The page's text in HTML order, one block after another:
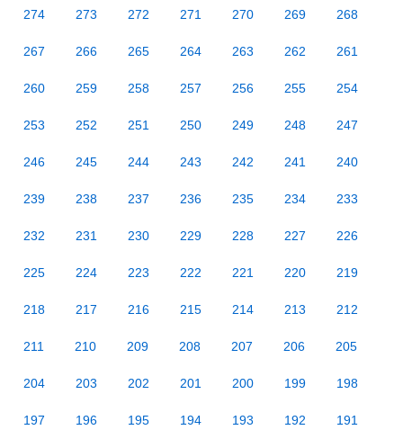
274 273 272 271 270 269 268
267 266 265 264 263 262 261
260 259 258 257 256 255 254
253 252 251 250 249 248 247
246 245 244 243 242 241 240
239 238 237 236 235 234 233
232 231 230 229 228 227 226
225 224 223 222 221 220 219
218 217 216 215 214 213 212
211 210 209 208 207 206 205
204 203 202 201 200 199 198
197 196 195 194 193 192 191